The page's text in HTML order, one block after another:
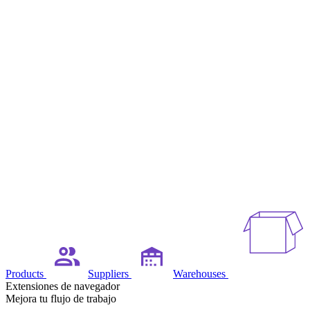
Products Suppliers Warehouses
Extensiones de navegador
Mejora tu flujo de trabajo